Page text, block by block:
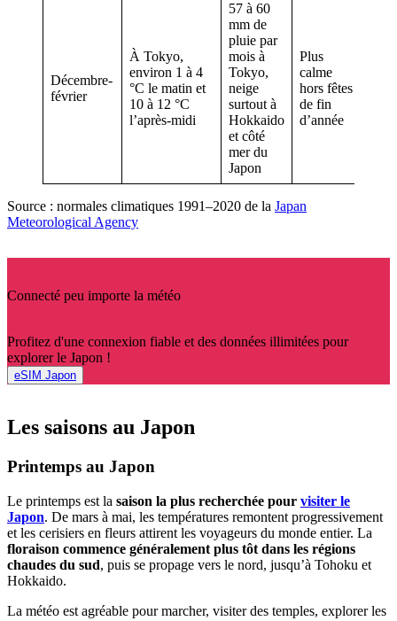
Décembre-
février
À Tokyo,
environ 1 à 4
°C le matin et
10 à 12 °C
l’après-midi
57 à 60
mm de
pluie par
mois à
Tokyo,
neige
surtout à
Hokkaido
et côté
mer du
Japon
Plus
calme
hors fêtes
de fin
d’année
Source : normales climatiques 1991–2020 de la Japan
Meteorological Agency
Connecté peu importe la météo
Profitez d'une connexion fiable et des données illimitées pour
explorer le Japon !
eSIM Japon
Les saisons au Japon
Printemps au Japon
Le printemps est la saison la plus recherchée pour visiter le
Japon. De mars à mai, les températures remontent progressivement
et les cerisiers en fleurs attirent les voyageurs du monde entier. La
floraison commence généralement plus tôt dans les régions
chaudes du sud, puis se propage vers le nord, jusqu’à Tohoku et
Hokkaido.
La météo est agréable pour marcher, visiter des temples, explorer les